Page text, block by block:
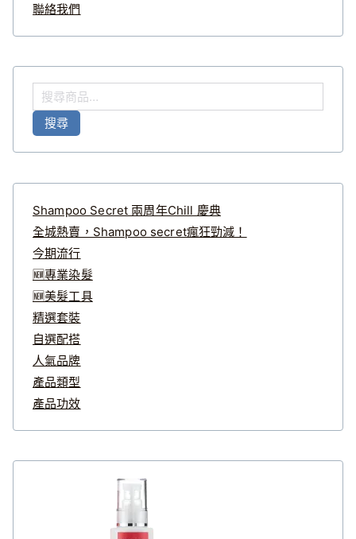
聯絡我們
搜
尋
搜尋
Shampoo Secret 兩周年Chill 慶典
全城熱賣，Shampoo secret瘋狂勁減！
今期流行
🆕專業染髮
🆕美髮工具
精選套裝
自選配搭
人氣品牌
產品類型
產品功效